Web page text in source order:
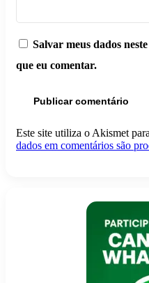
Salvar meus dados
que eu comentar.
Este site utiliza o Akismet
dados em comentários são